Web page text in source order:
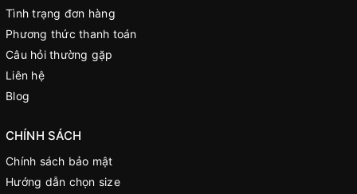
Tình trạng đơn hàng
Phương thức thanh toán
Câu hỏi thường gặp
Liên hệ
Blog
CHÍNH SÁCH
Chính sách bảo mật
Hướng dẫn chọn size